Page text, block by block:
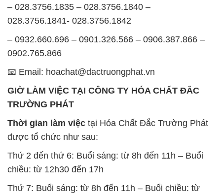
– 028.3756.1835 – 028.3756.1840 –
028.3756.1841- 028.3756.1842
– 0932.660.696 – 0901.326.566 – 0906.387.866 –
0902.765.866
📧 Email: hoachat@dactruongphat.vn
GIỜ LÀM VIỆC TẠI CÔNG TY HÓA CHẤT ĐẮC
TRƯỜNG PHÁT
Thời gian làm việc tại Hóa Chất Đắc Trường Phát
được tổ chức như sau:
Thứ 2 đến thứ 6: Buổi sáng: từ 8h đến 11h – Buổi
chiều: từ 12h30 đến 17h
Thứ 7: Buổi sáng: từ 8h đến 11h – Buổi chiều: từ